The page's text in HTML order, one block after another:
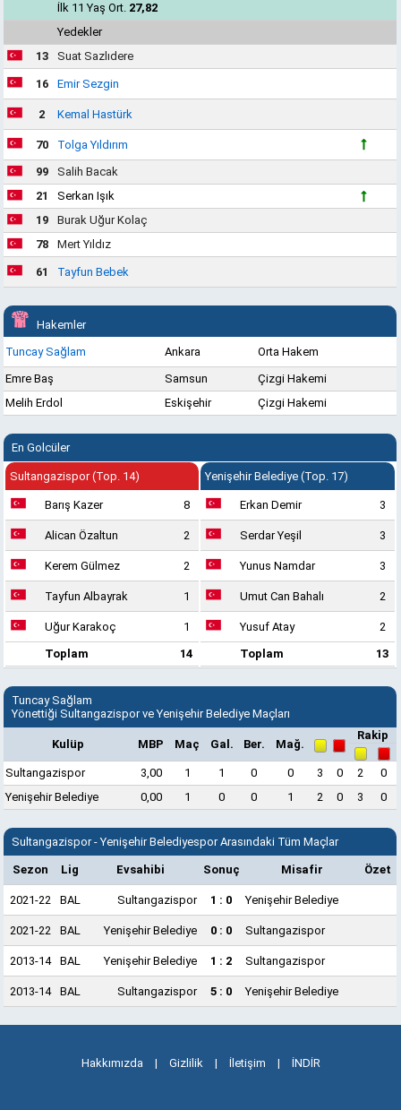
İlk 11 Yaş Ort. 27,82
Yedekler
13
Suat Sazlıdere
16 Emir Sezgin
2 Kemal Hastürk
70
Tolga Yıldırım
99
Salih Bacak
21
Serkan Işık
19
Burak Uğur Kolaç
78
Mert Yıldız
61 Tayfun Bebek
Hakemler
Tuncay Sağlam
Ankara
Orta Hakem
Emre Baş
Samsun
Çizgi Hakemi
Melih Erdol
Eskişehir Çizgi Hakemi
En Golcüler
Sultangazispor (Top. 14)
Barış Kazer 8
Alican Özaltun 2
Kerem Gülmez 2
Tayfun Albayrak 1
Uğur Karakoç
1
Toplam
14
Yenişehir Belediye (Top. 17)
Erkan Demir 3
Serdar Yeşil 3
Yunus Namdar 3
Umut Can Bahalı 2
Yusuf Atay
2
Toplam
13
Tuncay Sağlam
Yönettiği Sultangazispor ve Yenişehir Belediye Maçları
Kulüp MBP Maç Gal. Ber. Mağ.
Rakip
Sultangazispor 3,00 1 1 0 0 3 0 2
0
Yenişehir Belediye
0,00 1 0 0 1 2 0 3 0
Sultangazispor - Yenişehir Belediyespor Arasındaki Tüm Maçlar
Sezon Lig Evsahibi Sonuç Misafir Özet
2021-22 BAL Sultangazispor 1 : 0 Yenişehir Belediye
2021-22 BAL Yenişehir Belediye 0 : 0 Sultangazispor
2013-14 BAL Yenişehir Belediye 1 : 2 Sultangazispor
2013-14 BAL Sultangazispor 5 : 0 Yenişehir Belediye
Hakkımızda | Gizlilik | İletişim | İNDİR